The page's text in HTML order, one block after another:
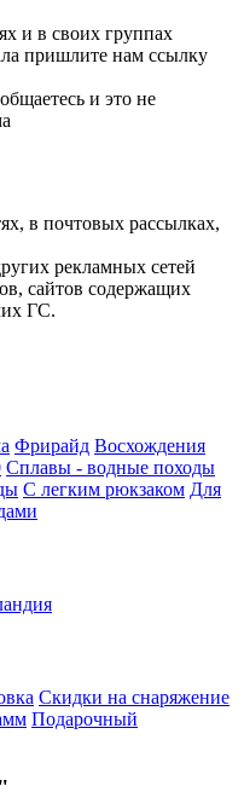
и в своих группах
пришлите нам ссылку
и это не
в почтовых рассылках,
рекламных сетей
сайтов содержащих
ГС.
Фрирайд Восхождения
Сплавы - водные походы
С легким рюкзаком Для
Скидки на снаряжение
Подарочный